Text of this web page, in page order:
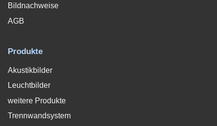
Bildnachweise
AGB
Produkte
Akustikbilder
Leuchtbilder
weitere Produkte
Trennwandsystem